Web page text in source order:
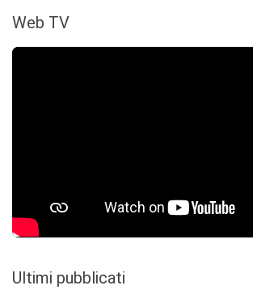
Web TV
Ultimi pubblicati